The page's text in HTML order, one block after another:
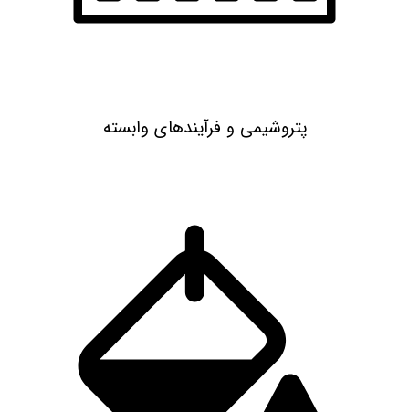
پتروشیمی و فرآیندهای وابسته